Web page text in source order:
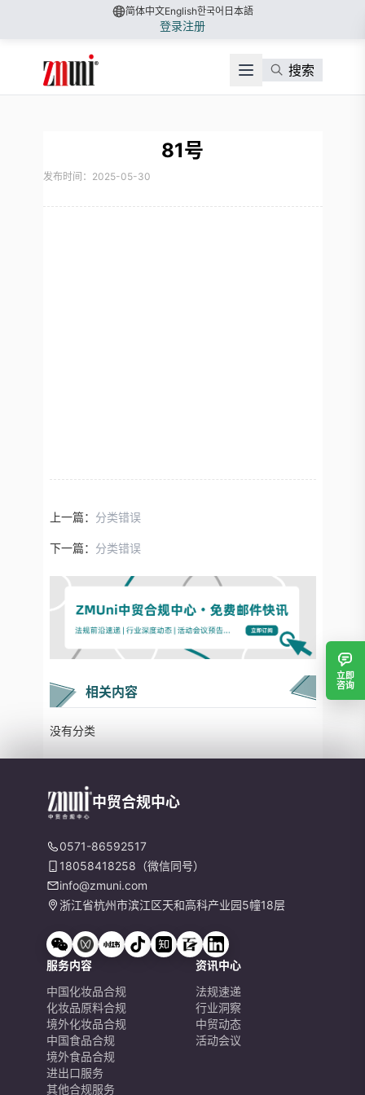
简体中文English한국어 日本語
登录注册
搜索
81号
发布时间：2025-05-30
上一篇： 分类错误
下一篇： 分类错误
相关内容
没有分类
立即
咨询
中贸合规中心
0571-86592517
18058418258（微信同号）
info@zmuni.com
浙江省杭州市滨江区天和高科产业园5幢18层
服务内容
中国化妆品合规
化妆品原料合规
境外化妆品合规
中国食品合规
境外食品合规
进出口服务
其他合规服务
资讯中心
法规速递
行业洞察
中贸动态
活动会议